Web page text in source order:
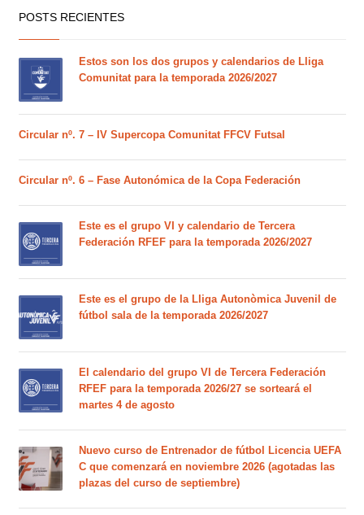
POSTS RECIENTES
Estos son los dos grupos y calendarios de Lliga
Comunitat para la temporada 2026/2027
Circular nº. 7 – IV Supercopa Comunitat FFCV Futsal
Circular nº. 6 – Fase Autonómica de la Copa Federación
Este es el grupo VI y calendario de Tercera
Federación RFEF para la temporada 2026/2027
Este es el grupo de la Lliga Autonòmica Juvenil de
fútbol sala de la temporada 2026/2027
El calendario del grupo VI de Tercera Federación
RFEF para la temporada 2026/27 se sorteará el
martes 4 de agosto
Nuevo curso de Entrenador de fútbol Licencia UEFA
C que comenzará en noviembre 2026 (agotadas las
plazas del curso de septiembre)